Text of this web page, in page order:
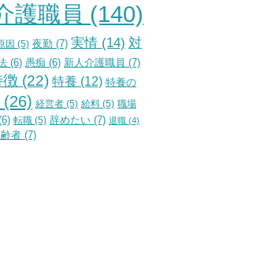
護職員 (140)
因 (5) 夜勤 (7) 実情 (14) 対
(6) 愚痴 (6) 新人介護職員 (7)
(22) 特養 (12) 特養の
(26) 経営者 (5) 給料 (5) 職場
転職 (5) 辞めたい (7) 退職 (4)
者 (7)